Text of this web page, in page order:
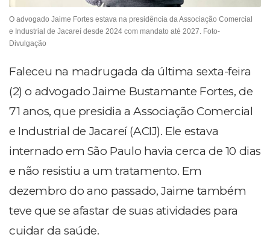
O advogado Jaime Fortes estava na presidência da Associação Comercial
e Industrial de Jacareí desde 2024 com mandato até 2027. Foto-
Divulgação
Faleceu na madrugada da última sexta-feira
(2) o advogado Jaime Bustamante Fortes, de
71 anos, que presidia a Associação Comercial
e Industrial de Jacareí (ACIJ). Ele estava
internado em São Paulo havia cerca de 10 dias
e não resistiu a um tratamento. Em
dezembro do ano passado, Jaime também
teve que se afastar de suas atividades para
cuidar da saúde.